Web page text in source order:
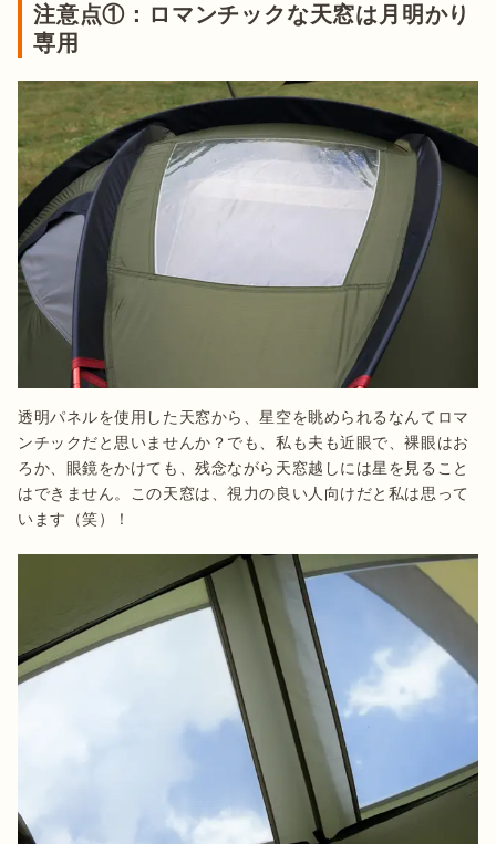
注意点①：ロマンチックな天窓は月明かり
専用
透明パネルを使用した天窓から、星空を眺められるなんてロマ
ンチックだと思いませんか？でも、私も夫も近眼で、裸眼はお
ろか、眼鏡をかけても、残念ながら天窓越しには星を見ること
はできません。この天窓は、視力の良い人向けだと私は思って
います（笑）！